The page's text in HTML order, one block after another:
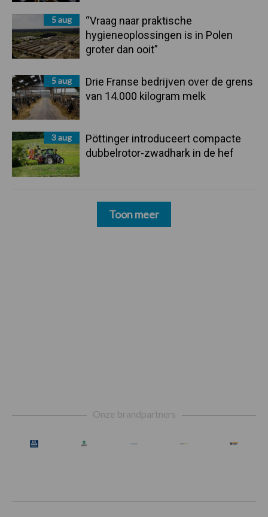
5 aug
“Vraag naar praktische
hygieneoplossingen is in Polen
groter dan ooit”
5 aug
Drie Franse bedrijven over de grens
van 14.000 kilogram melk
3 aug
Pöttinger introduceert compacte
dubbelrotor-zwadhark in de hef
Toon meer
Onze brandpartners